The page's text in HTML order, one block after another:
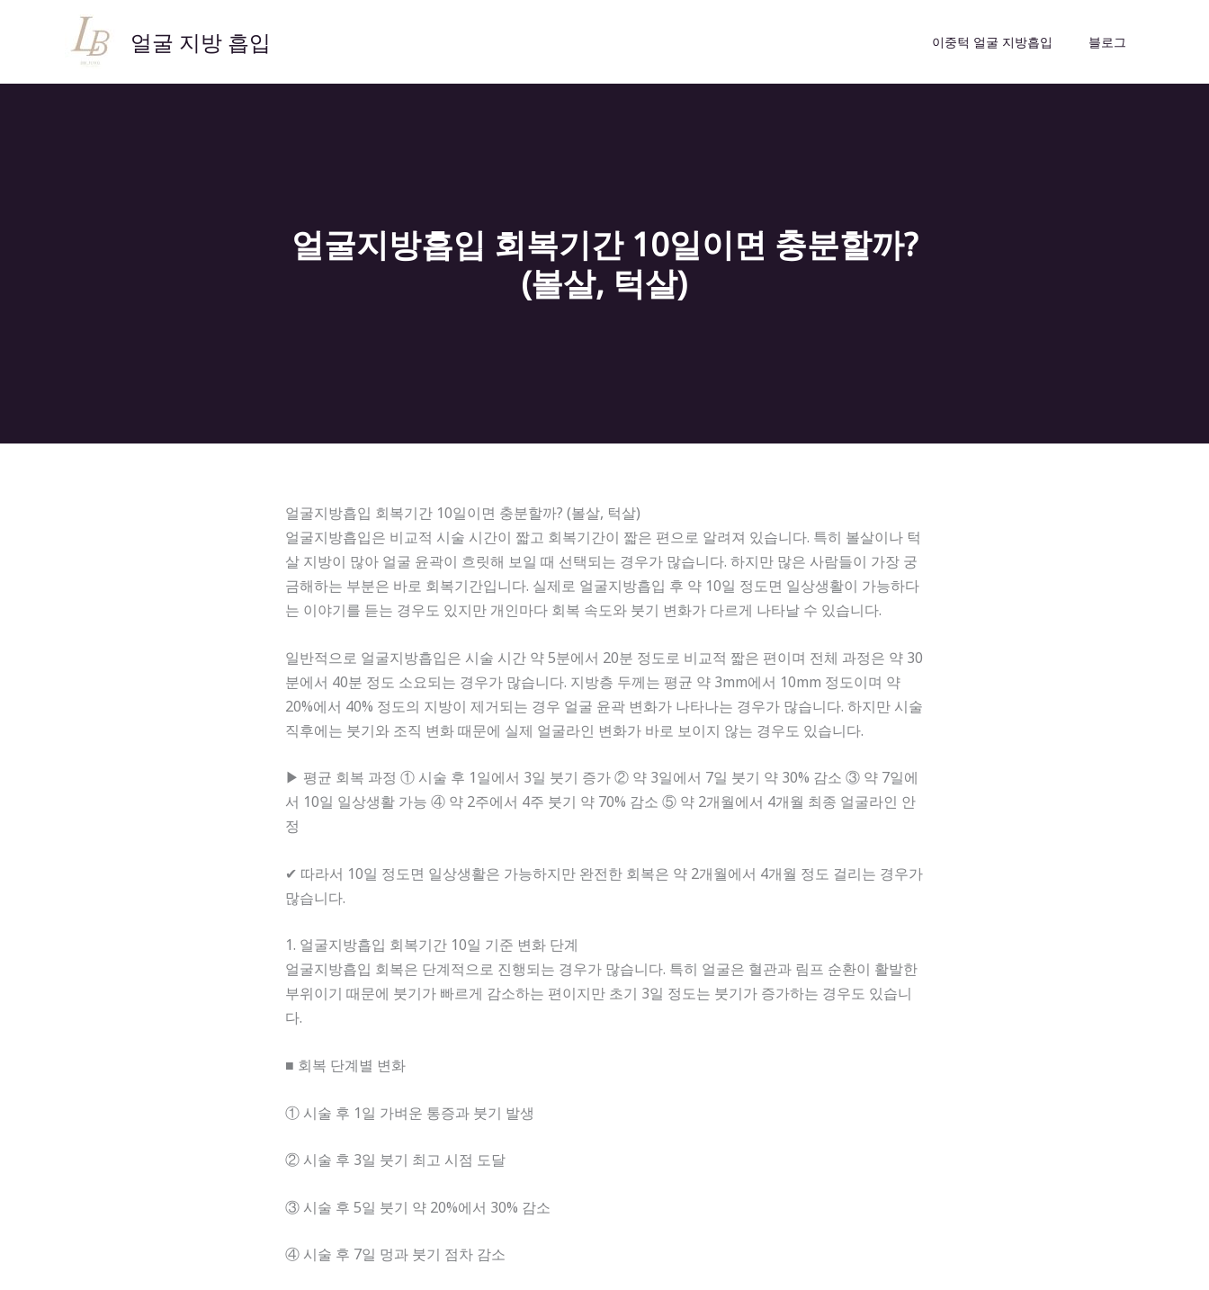
로
얼굴 지방 흡입 이중턱 얼굴 지방흡입 블로그
얼굴지방흡입 회복기간 10일이면 충분할까?
(볼살, 턱살)
얼굴지방흡입 회복기간 10일이면 충분할까? (볼살, 턱살)
얼굴지방흡입은 비교적 시술 시간이 짧고 회복기간이 짧은 편으로 알려져 있습니다. 특히 볼살이나 턱
살 지방이 많아 얼굴 윤곽이 흐릿해 보일 때 선택되는 경우가 많습니다. 하지만 많은 사람들이 가장 궁
금해하는 부분은 바로 회복기간입니다. 실제로 얼굴지방흡입 후 약 10일 정도면 일상생활이 가능하다
는 이야기를 듣는 경우도 있지만 개인마다 회복 속도와 붓기 변화가 다르게 나타날 수 있습니다.
일반적으로 얼굴지방흡입은 시술 시간 약 5분에서 20분 정도로 비교적 짧은 편이며 전체 과정은 약 30
분에서 40분 정도 소요되는 경우가 많습니다. 지방층 두께는 평균 약 3mm에서 10mm 정도이며 약
20%에서 40% 정도의 지방이 제거되는 경우 얼굴 윤곽 변화가 나타나는 경우가 많습니다. 하지만 시술
직후에는 붓기와 조직 변화 때문에 실제 얼굴라인 변화가 바로 보이지 않는 경우도 있습니다.
▶ 평균 회복 과정 ① 시술 후 1일에서 3일 붓기 증가 ② 약 3일에서 7일 붓기 약 30% 감소 ③ 약 7일에
서 10일 일상생활 가능 ④ 약 2주에서 4주 붓기 약 70% 감소 ⑤ 약 2개월에서 4개월 최종 얼굴라인 안
정
✔ 따라서 10일 정도면 일상생활은 가능하지만 완전한 회복은 약 2개월에서 4개월 정도 걸리는 경우가
많습니다.
1. 얼굴지방흡입 회복기간 10일 기준 변화 단계
얼굴지방흡입 회복은 단계적으로 진행되는 경우가 많습니다. 특히 얼굴은 혈관과 림프 순환이 활발한
부위이기 때문에 붓기가 빠르게 감소하는 편이지만 초기 3일 정도는 붓기가 증가하는 경우도 있습니
다.
■ 회복 단계별 변화
① 시술 후 1일 가벼운 통증과 붓기 발생
② 시술 후 3일 붓기 최고 시점 도달
③ 시술 후 5일 붓기 약 20%에서 30% 감소
④ 시술 후 7일 멍과 붓기 점차 감소